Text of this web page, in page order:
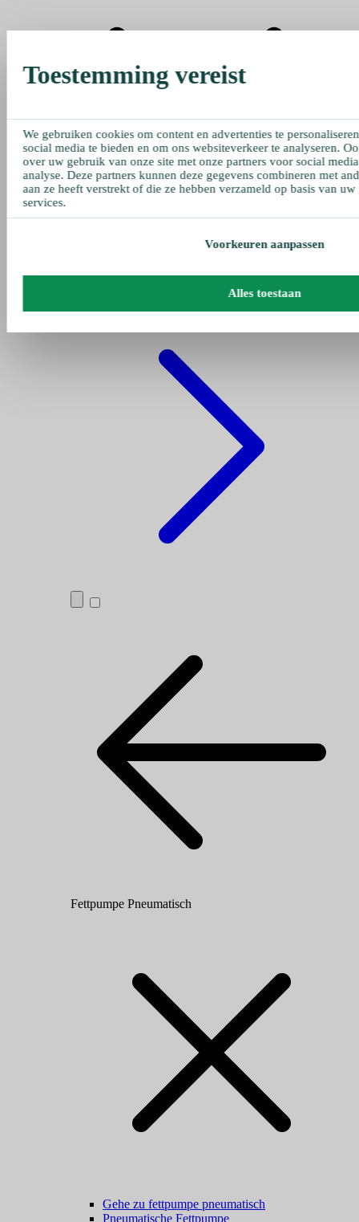
Fettpumpe Pneumatisch
Gehe zu fettpumpe pneumatisch
Pneumatische Fettpumpe
Toestemming vereist
We gebruiken cookies om content en advertenties te
social media te bieden en om ons websiteverkeer te analyseren.
over uw gebruik van onze site met onze partners voor social
analyse. Deze partners kunnen deze gegevens combineren met
aan ze heeft verstrekt of die ze hebben verzameld op basis van
services.
Voorkeuren aanpassen
Alles toestaan